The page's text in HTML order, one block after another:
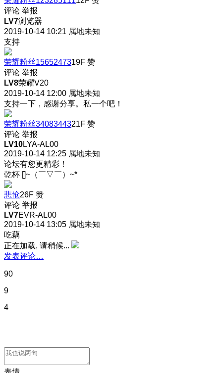
评论 举报
LV7浏览器
2019-10-14 10:21 属地未知
支持
荣耀粉丝1565247319F 赞
评论 举报
LV8荣耀V20
2019-10-14 12:00 属地未知
支持一下，感谢分享。私一个吧！
荣耀粉丝3408344321F 赞
评论 举报
LV10LYA-AL00
2019-10-14 12:25 属地未知
论坛有您更精彩！
乾杯 []~（￣▽￣）~*
悲怆26F 赞
评论 举报
LV7EVR-AL00
2019-10-14 13:05 属地未知
吃藕
正在加载, 请稍候...
发表评论…
90
9
4